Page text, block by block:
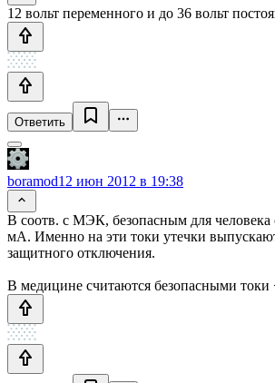
12 вольт переменного и до 36 вольт
Ответить
boramod12 июн 2012 в 19:38
В соотв. с MЭК, безопасным для человека
мА. Именно на эти токи утечки
защитного отключения.
В медицине считаются безопасными